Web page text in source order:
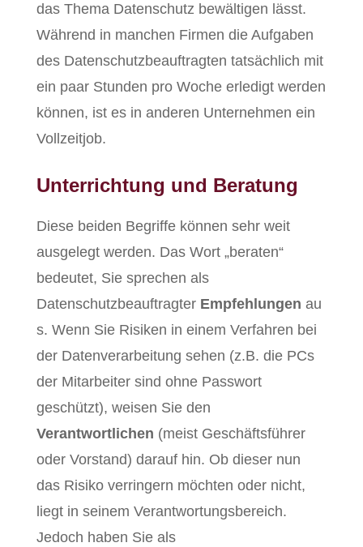
das Thema Datenschutz bewältigen lässt.
Während in manchen Firmen die Aufgaben
des Datenschutzbeauftragten tatsächlich mit
ein paar Stunden pro Woche erledigt werden
können, ist es in anderen Unternehmen ein
Vollzeitjob.
Unterrichtung und Beratung
Diese beiden Begriffe können sehr weit
ausgelegt werden. Das Wort „beraten“
bedeutet, Sie sprechen als
Datenschutzbeauftragter Empfehlungen au
s. Wenn Sie Risiken in einem Verfahren bei
der Datenverarbeitung sehen (z.B. die PCs
der Mitarbeiter sind ohne Passwort
geschützt), weisen Sie den
Verantwortlichen (meist Geschäftsführer
oder Vorstand) darauf hin. Ob dieser nun
das Risiko verringern möchten oder nicht,
liegt in seinem Verantwortungsbereich.
Jedoch haben Sie als